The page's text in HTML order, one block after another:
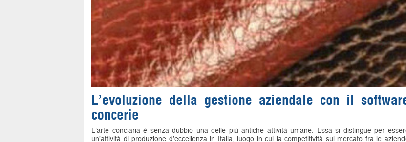
L’evoluzione della gestione aziendale con il
concerie
L’arte conciaria è senza dubbio una delle più antiche attività umane. Essa si distingue per
un’attività di produzione d’eccellenza in Italia, luogo in cui la competitività sul mercato fra le